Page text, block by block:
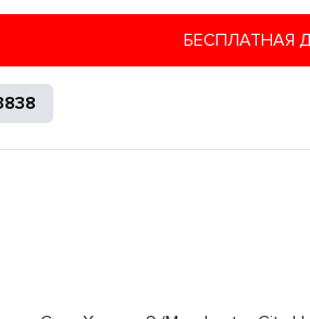
БЕСПЛАТНАЯ